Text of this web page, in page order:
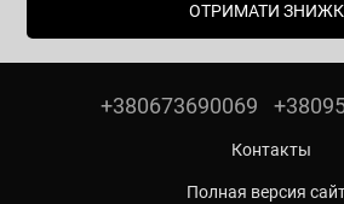
ОТРИМАТИ
+380673690069
Контакты
Полная версия